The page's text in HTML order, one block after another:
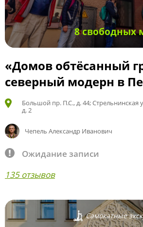
8 свободных
«Домов обтёсанный
северный модерн в
Большой пр. П.С., д. 44; Стрельнинская
д. 2
Чепель Александр Иванович
Ожидание записи
135 отзывов
Самокатные